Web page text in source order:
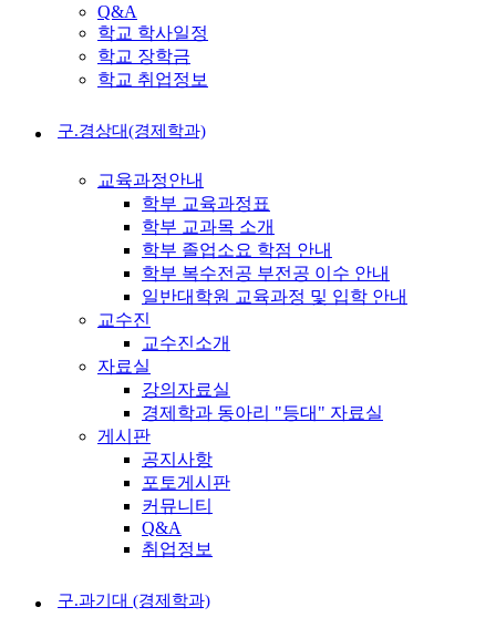
Q&A
학교 학사일정
학교 장학금
학교 취업정보
구.경상대(경제학과)
교육과정안내
학부 교육과정표
학부 교과목 소개
학부 졸업소요 학점 안내
학부 복수전공 부전공 이수 안내
일반대학원 교육과정 및 입학 안내
교수진
교수진소개
자료실
강의자료실
경제학과 동아리 "등대" 자료실
게시판
공지사항
포토게시판
커뮤니티
Q&A
취업정보
구.과기대 (경제학과)